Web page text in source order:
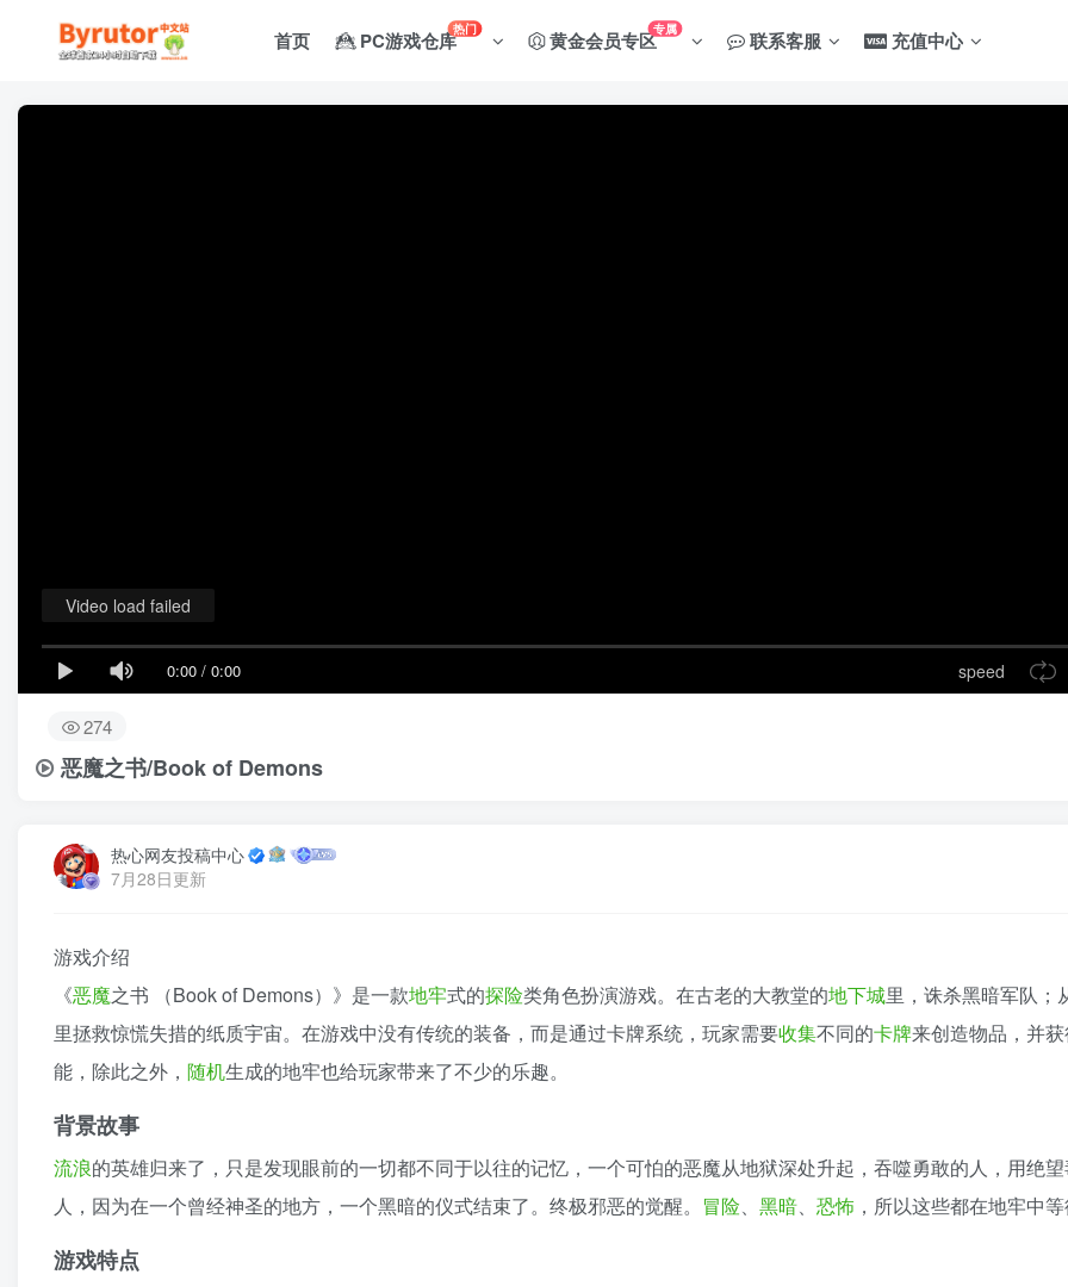
首页 PC游戏仓库热门 黄金会员专区专属 联系客服 充值中心
0:00 / 0:00 speed
Video load failed
274
恶魔之书/Book of Demons
热心网友投稿中心
7月28日更新
游戏介绍
《恶魔之书 （Book of Demons）》是一款地牢式的探险类角色扮演游戏。在古老的大教堂的地下城里，诛杀黑暗军队；
里拯救惊慌失措的纸质宇宙。在游戏中没有传统的装备，而是通过卡牌系统，玩家需要收集不同的卡牌来创造物品，并
能，除此之外， 随机生成的地牢也给玩家带来了不少的乐趣。
背景故事
流浪的英雄归来了，只是发现眼前的一切都不同于以往的记忆，一个可怕的恶魔从地狱深处升起，吞噬勇敢的人，用绝
人，因为在一个曾经神圣的地方，一个黑暗的仪式结束了。终极邪恶的觉醒。 冒险、 黑暗、 恐怖 ，所以这些都在地牢中等
游戏特点